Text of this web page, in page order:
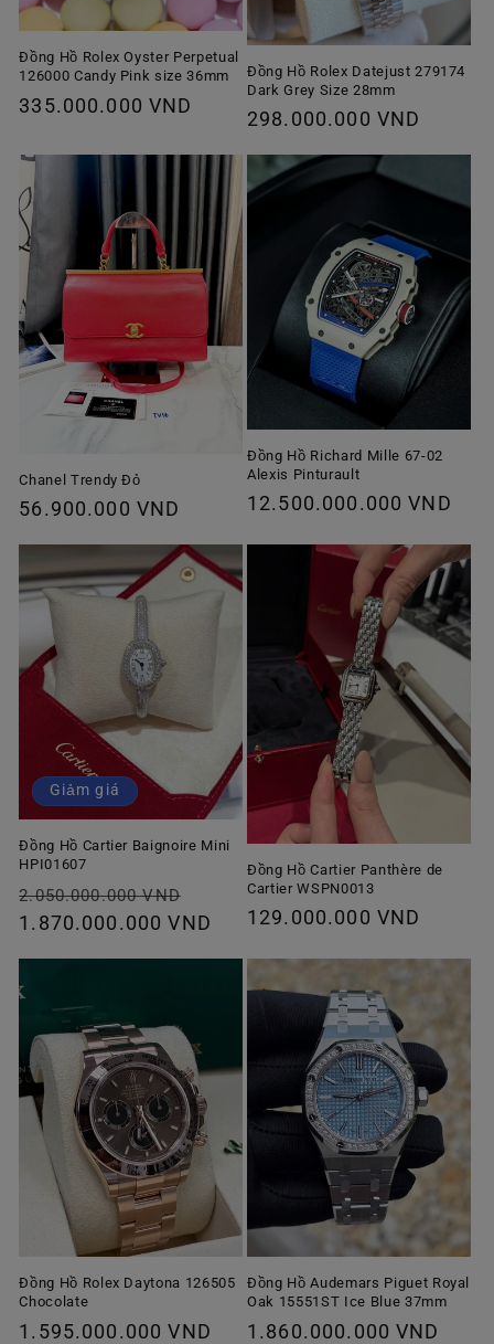
Đồng Hồ Rolex Oyster Perpetual
126000 Candy Pink size 36mm
Giá
thường
335.000.000 VND
Đồng Hồ Rolex Datejust 279174
Dark Grey Size 28mm
Giá
thường
298.000.000 VND
Chanel Trendy Đỏ
Giá
thường
56.900.000 VND
Đồng Hồ Richard Mille 67-02
Alexis Pinturault
Giá
12.500.000.000 VND
Giảm giá
Đồng Hồ Cartier Baignoire Mini
HPI01607
Giá
thông
2.050.000.000 VND
ưu
1.870.000.000 VND
Đồng Hồ Cartier Panthère de
Cartier WSPN0013
Giá
thường
129.000.000 VND
Đồng Hồ Rolex Daytona 126505
Chocolate
Giá
1.595.000.000 VND
Đồng Hồ Audemars Piguet Royal
Oak 15551ST Ice Blue 37mm
Giá
1.860.000.000 VND